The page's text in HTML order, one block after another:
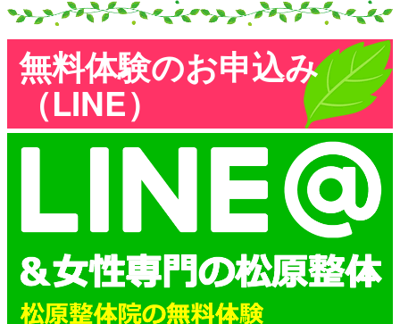
無料体験のお申込み
（LINE）